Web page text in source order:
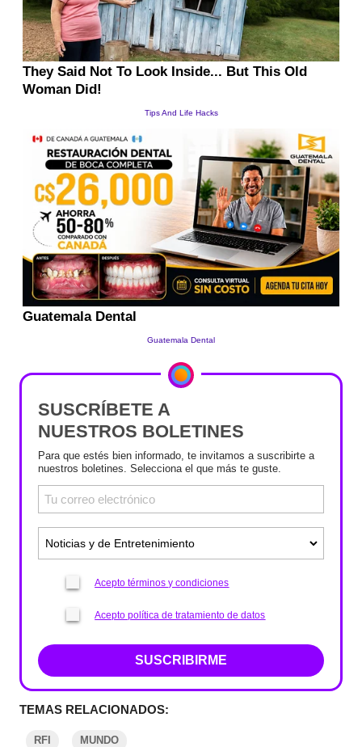
SUSCRÍBETE A
NUESTROS BOLETINES
Para que estés bien informado, te invitamos a suscribirte a
nuestros boletines. Selecciona el que más te guste.
Acepto términos y condiciones
Acepto política de tratamiento de datos
SUSCRIBIRME
TEMAS RELACIONADOS:
RFI MUNDO